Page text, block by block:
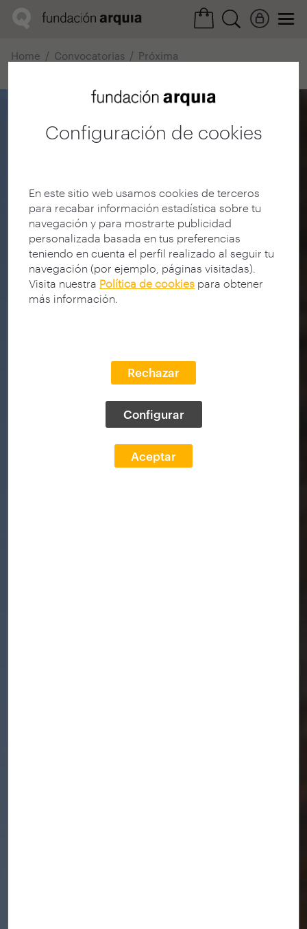
Configuración de cookies
En este sitio web usamos cookies de terceros
para recabar información estadística sobre tu
navegación y para mostrarte publicidad
personalizada basada en tus preferencias
teniendo en cuenta el perfil realizado al seguir tu
navegación (por ejemplo, páginas visitadas).
Visita nuestra Política de cookies para obtener
más información.
Rechazar
Configurar
Aceptar
Home Convocatorias
Próxima